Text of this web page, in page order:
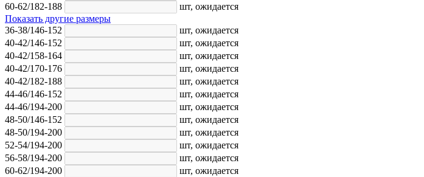
60-62/182-188
шт, ожидается
Показать другие размеры
36-38/146-152
шт, ожидается
40-42/146-152
шт, ожидается
40-42/158-164
шт, ожидается
40-42/170-176
шт, ожидается
40-42/182-188
шт, ожидается
44-46/146-152
шт, ожидается
44-46/194-200
шт, ожидается
48-50/146-152
шт, ожидается
48-50/194-200
шт, ожидается
52-54/194-200
шт, ожидается
56-58/194-200
шт, ожидается
60-62/194-200
шт, ожидается